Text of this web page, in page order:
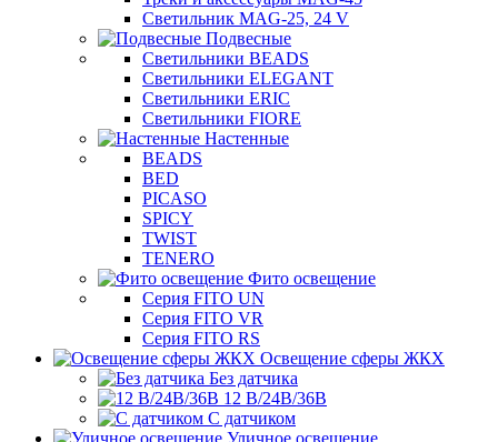
Светильник MAG-25, 24 V
Подвесные
Светильники BEADS
Светильники ELEGANT
Светильники ERIC
Светильники FIORE
Настенные
BEADS
BED
PICASO
SPICY
TWIST
TENERO
Фито освещение
Серия FITO UN
Серия FITO VR
Серия FITO RS
Освещение сферы ЖКХ
Без датчика
12 В/24В/36В
С датчиком
Уличное освещение